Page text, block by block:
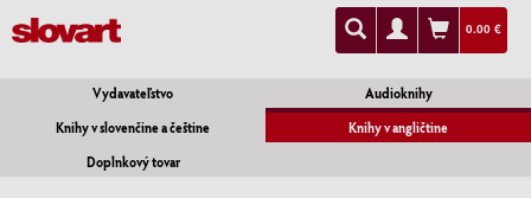
0.00 €
Vydavateľstvo
Audioknihy
Knihy v slovenčine a češtine
Knihy v angličtine
Doplnkový tovar